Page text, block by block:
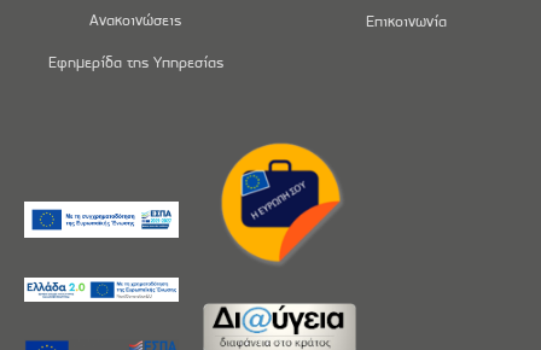
Ανακοινώσεις
Εφημερίδα της Υπηρεσίας
Επικοινωνία